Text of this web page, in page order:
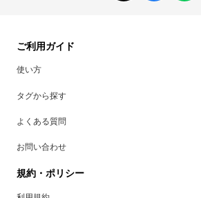
ご利用ガイド
使い方
タグから探す
よくある質問
お問い合わせ
規約・ポリシー